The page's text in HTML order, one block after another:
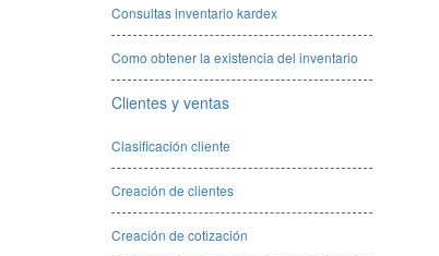
Consultas inventario kardex
Como obtener la existencia del inventario
Clientes y ventas
Clasificación cliente
Creación de clientes
Creación de cotización